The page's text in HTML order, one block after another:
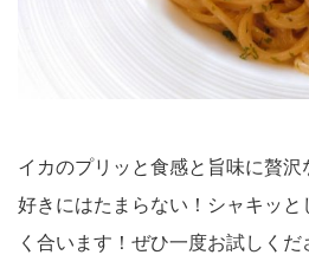
イカのプリッと食感と旨味に贅
好きにはたまらない！シャキッと
く合います！ぜひ一度お試しくだ